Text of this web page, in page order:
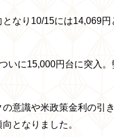
なり10/15には14,069
いに15,000円台に突入
意識や米政策金利の引
となりました。